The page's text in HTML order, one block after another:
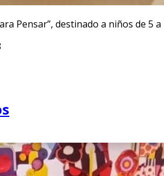
Pensar”, destinado a niños de 5